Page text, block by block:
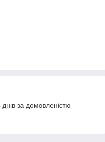
за домовленістю